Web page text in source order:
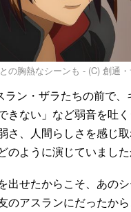
の胸熱なシーンも - (C) 創通
ラン・ザラたちの前で
きない」など弱音を吐
さ、人間らしさを感じ取
のように演じていました
出せたからこそ、あの
のアスランにだったか